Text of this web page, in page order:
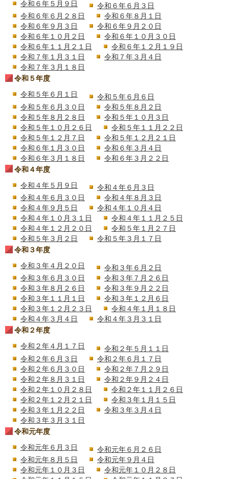
令和６年５月９日
令和６年６月３日
令和６年６月２８日
令和６年８月１日
令和６年９月３日
令和６年９月２０日
令和６年１０月２日
令和６年１０月３０日
令和６年１１月２１日
令和６年１２月１９日
令和７年１月３１日
令和７年３月４日
令和７年３月１８日
令和５年度
令和５年６月１日
令和５年６月６日
令和５年６月３０日
令和５年８月２日
令和５年８月２８日
令和５年１０月３日
令和５年１０月２６日
令和５年１１月２２日
令和５年１２月７日
令和５年１２月２１日
令和６年１月３０日
令和６年３月４日
令和６年３月１８日
令和６年３月２２日
令和４年度
令和４年５月９日
令和４年６月３日
令和４年６月３０日
令和４年８月３日
令和４年９月５日
令和４年１０月４日
令和４年１０月３１日
令和４年１１月２５日
令和４年１２月２０日
令和５年１月２７日
令和５年３月２日
令和５年３月１７日
令和３年度
令和３年４月２０日
令和３年６月２日
令和３年６月３０日
令和３年７月２６日
令和３年８月２６日
令和３年９月２２日
令和３年１１月１日
令和３年１２月６日
令和３年１２月２３日
令和４年１月１８日
令和４年３月４日
令和４年３月３１日
令和２年度
令和２年４月１７日
令和２年５月１１日
令和２年６月３日
令和２年６月１７日
令和２年６月３０日
令和２年７月２９日
令和２年８月３１日
令和２年９月２４日
令和２年１０月２８日
令和２年１１月２６日
令和２年１２月２１日
令和３年１月１５日
令和３年１月２２日
令和３年３月４日
令和３年３月３１日
令和元年度
令和元年６月３日
令和元年６月２６日
令和元年８月５日
令和元年９月４日
令和元年１０月３日
令和元年１０月２８日